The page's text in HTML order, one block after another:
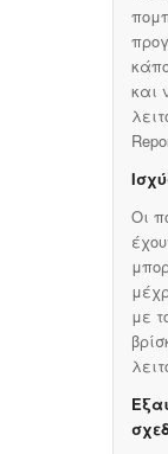
και
Οι
με